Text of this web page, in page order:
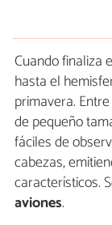
Cuando finaliza
hasta el
primavera.
de pequeño
fáciles de
cabezas,
característicos.
aviones.